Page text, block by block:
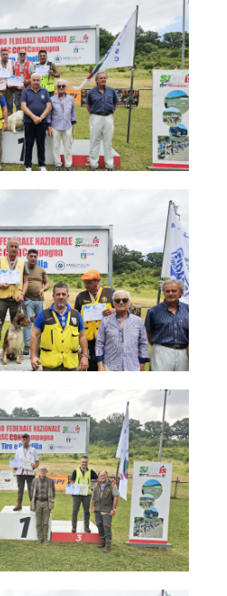
Balance
Trail
Triathlon
Obedience
Sport
Tartufo
acquatici
Delta
civile Sportiva
Venatoria